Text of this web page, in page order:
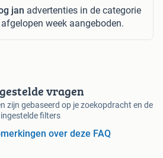
jan advertenties in de categorie
week aangeboden.
vragen
zijn gebaseerd op je zoekopdracht en de
ingestelde filters
over deze FAQ